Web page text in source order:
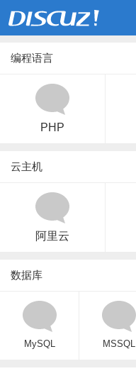
编程语言
PHP
云主机
阿里云
数据库
MySQL MSSQL